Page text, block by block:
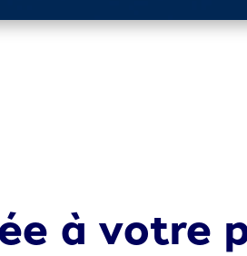
à votre